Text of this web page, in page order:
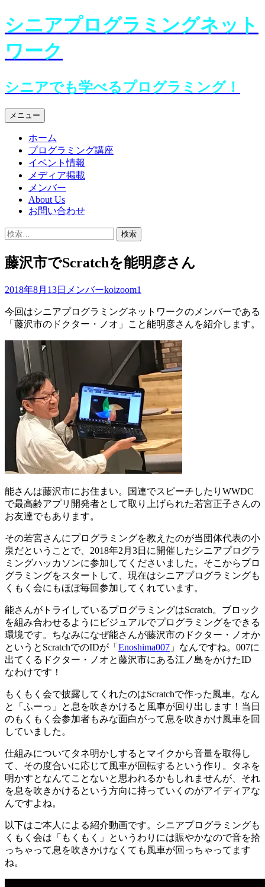
シニアプログラミングネット
ワーク
シニアでも学べるプログラミング！
メニュー コ
テ
ン
ツ
へ
ス
キ
ッ
プ
ホーム
プログラミング講座
イベント情報
メディア掲載
メンバー
About Us
お問い合わせ
検
藤沢市でScratchを能明彦さん
2018年8月13日 メンバーkoizoom1
今回はシニアプログラミングネットワークのメンバーである
「藤沢市のドクター・ノオ」こと能明彦さんを紹介します。
能さんは藤沢市にお住まい。国連でスピーチしたりWWDC
で最高齢アプリ開発者として取り上げられた若宮正子さんの
お友達でもあります。
その若宮さんにプログラミングを教えたのが当団体代表の小
泉だということで、2018年2月3日に開催したシニアプログラ
ミングハッカソンに参加してくださいました。そこからプロ
グラミングをスタートして、現在はシニアプログラミングも
くもく会にもほぼ毎回参加してくれています。
能さんがトライしているプログラミングはScratch。ブロック
を組み合わせるようにビジュアルでプログラミングをできる
環境です。ちなみになぜ能さんが藤沢市のドクター・ノオか
というとScratchでのIDが「 Enoshima007 」なんですね。007に
出てくるドクター・ノオと藤沢市にある江ノ島をかけたID
なわけです！
もくもく会で披露してくれたのはScratchで作った風車。なん
と「ふーっ」と息を吹きかけると風車が回り出します！当日
のもくもく会参加者もみな面白がって息を吹きかけ風車を回
していました。
仕組みについてタネ明かしするとマイクから音量を取得し
て、その度合いに応じて風車が回転するという作り。タネを
明かすとなんてことないと思われるかもしれませんが、それ
を息を吹きかけるという方向に持っていくのがアイディアな
んですよね。
以下はご本人による紹介動画です。シニアプログラミングも
くもく会は「もくもく」というわりには賑やかなので音を拾
っちゃって息を吹きかけなくても風車が回っちゃってます
ね。